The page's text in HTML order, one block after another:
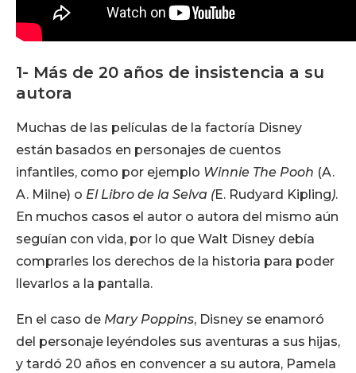
1- Más de 20 años de insistencia a su
autora
Muchas de las películas de la factoría Disney
están basados en personajes de cuentos
infantiles, como por ejemplo Winnie The Pooh (A.
A. Milne) o El Libro de la Selva (E. Rudyard Kipling).
En muchos casos el autor o autora del mismo aún
seguían con vida, por lo que Walt Disney debía
comprarles los derechos de la historia para poder
llevarlos a la pantalla.
En el caso de Mary Poppins, Disney se enamoró
del personaje leyéndoles sus aventuras a sus hijas,
y tardó 20 años en convencer a su autora, Pamela